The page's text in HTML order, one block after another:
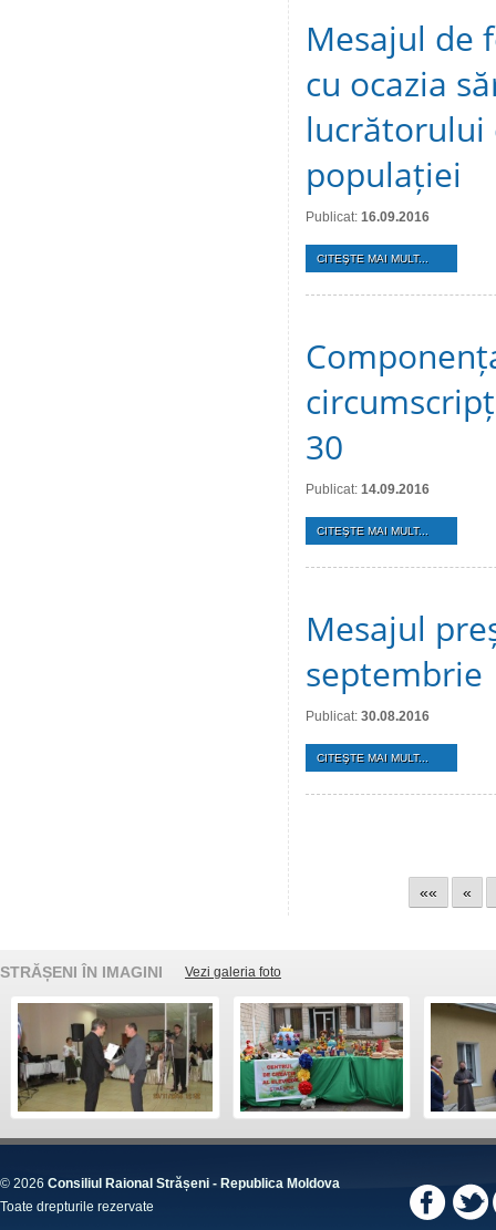
Mesajul de
cu ocazia
lucrătorului
populației
Publicat: 16.09.2016
CITEŞTE MAI MULT...
30
Publicat: 14.09.2016
CITEŞTE MAI MULT...
Mesajul
septembrie
Publicat: 30.08.2016
CITEŞTE MAI MULT...
«« «
STRĂȘENI ÎN IMAGINI Vezi galeria foto
© 2026 Consiliul Raional Strășeni - Republica Moldova
Toate drepturile rezervate